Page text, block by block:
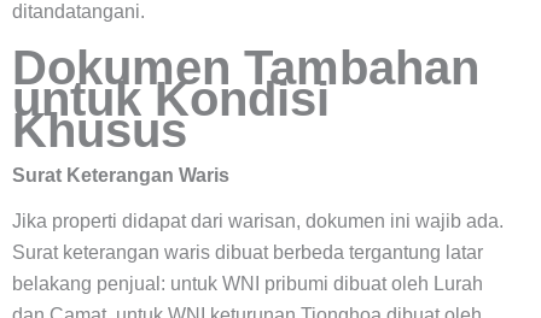
ditandatangani.
Dokumen Tambahan
untuk Kondisi
Khusus
Surat Keterangan Waris
Jika properti didapat dari warisan, dokumen ini wajib ada.
Surat keterangan waris dibuat berbeda tergantung latar
belakang penjual: untuk WNI pribumi dibuat oleh Lurah